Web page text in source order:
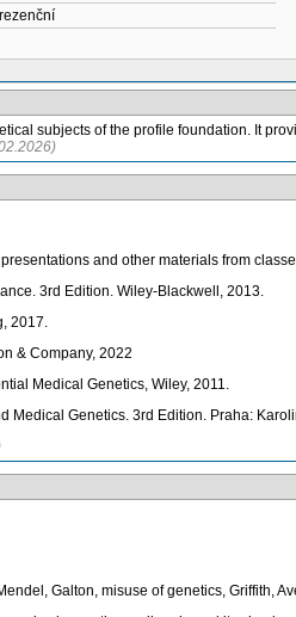
subjects of the profile foundation. It
and other materials from
3rd Edition. Wiley-Blackwell, 2013.
2017.
& Company, 2022
Medical Genetics, Wiley, 2011.
Medical Genetics. 3rd Edition. Praha:
Galton, misuse of genetics, Griffith,